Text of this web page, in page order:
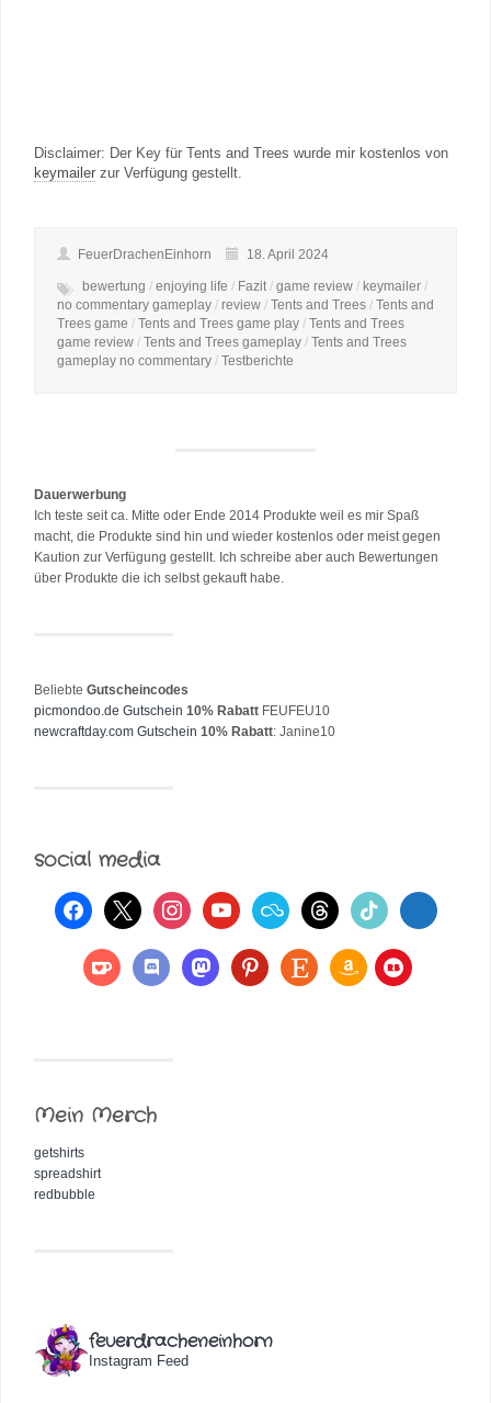
Disclaimer: Der Key für Tents and Trees wurde mir kostenlos von
keymailer zur Verfügung gestellt.
FeuerDrachenEinhorn 18. April 2024
bewertung / enjoying life / Fazit / game review / keymailer /
no commentary gameplay / review / Tents and Trees / Tents and
Trees game / Tents and Trees game play / Tents and Trees
game review / Tents and Trees gameplay / Tents and Trees
gameplay no commentary / Testberichte
Dauerwerbung
Ich teste seit ca. Mitte oder Ende 2014 Produkte weil es mir Spaß
macht, die Produkte sind hin und wieder kostenlos oder meist gegen
Kaution zur Verfügung gestellt. Ich schreibe aber auch Bewertungen
über Produkte die ich selbst gekauft habe.
Beliebte Gutscheincodes
picmondoo.de Gutschein 10% Rabatt FEUFEU10
newcraftday.com Gutschein 10% Rabatt: Janine10
social media
Mein Merch
getshirts
spreadshirt
redbubble
feuerdracheneinhorn
Instagram Feed